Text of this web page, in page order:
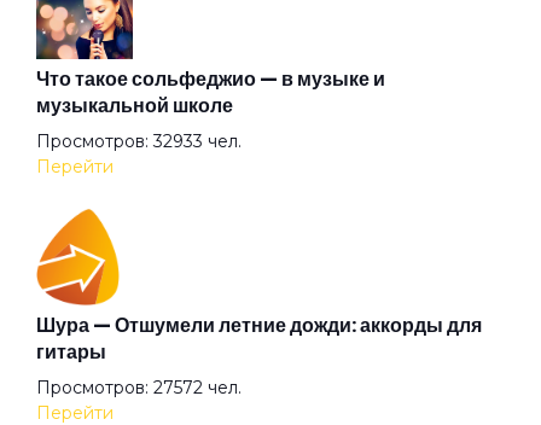
Бабочка
Баргузин
Барышня
Беги (2008)
Беги
Что такое сольфеджио — в музыке и
музыкальной школе
Просмотров: 32933 чел.
Перейти
Шура — Отшумели летние дожди: аккорды для
гитары
Просмотров: 27572 чел.
Перейти